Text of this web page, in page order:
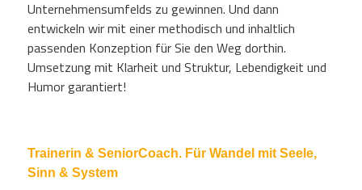
Unternehmensumfelds zu gewinnen. Und dann
entwickeln wir mit einer methodisch und inhaltlich
passenden Konzeption für Sie den Weg dorthin.
Umsetzung mit Klarheit und Struktur, Lebendigkeit und
Humor garantiert!
Trainerin & SeniorCoach. Für Wandel mit Seele,
Sinn & System